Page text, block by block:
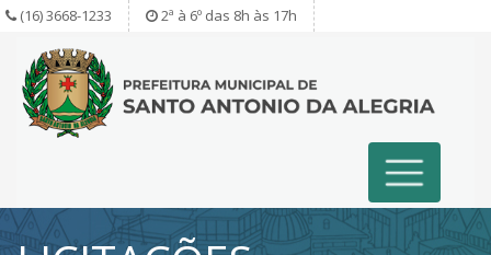
(16) 3668-1233 2ª à 6º das 8h às 17h